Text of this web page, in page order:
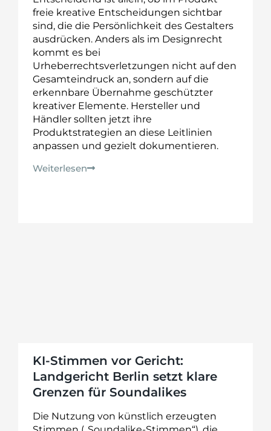
freie kreative Entscheidungen sichtbar
sind, die die Persönlichkeit des Gestalters
ausdrücken. Anders als im Designrecht
kommt es bei
Urheberrechtsverletzungen nicht auf den
Gesamteindruck an, sondern auf die
erkennbare Übernahme geschützter
kreativer Elemente. Hersteller und
Händler sollten jetzt ihre
Produktstrategien an diese Leitlinien
anpassen und gezielt dokumentieren.
Weiterlesen
KI-Stimmen vor Gericht:
Landgericht Berlin setzt klare
Grenzen für Soundalikes
Die Nutzung von künstlich erzeugten